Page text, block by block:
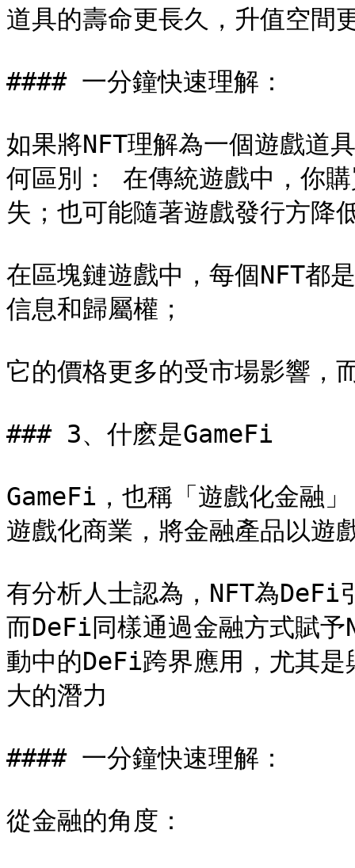
道具的壽命更長久，升值空間
#### 一分鐘快速理解：
如果將NFT理解為一個遊戲道
何區別： 在傳統遊戲中，你
失；也可能隨著遊戲發行方降
在區塊鏈遊戲中，每個NFT都
信息和歸屬權；
它的價格更多的受市場影響，
### 3、什麽是GameFi
GameFi，也稱「遊戲化金融
遊戲化商業，將金融產品以遊
有分析人士認為，NFT為
而DeFi同樣通過金融方式賦予
動中的DeFi跨界應用，尤其
大的潛力
#### 一分鐘快速理解：
從金融的角度：